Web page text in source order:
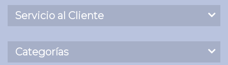
Servicio al Cliente
Categorías